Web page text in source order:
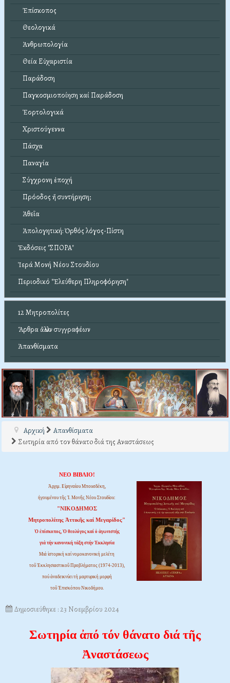
Ἐπίσκοπος
Θεολογικά
Ἀνθρωπολογία
Θεία Εὐχαριστία
Παράδοση
Παγκοσμιοποίηση καί Παράδοση
Ἑορτολογικά
Χριστούγεννα
Πάσχα
Παναγία
Σύγχρονη ἐποχή
Πρόοδος ἤ συντήρηση;
Ἀθεΐα
Ἀπολογητική: Ὀρθός λόγος-Πίστη
Ἐκδόσεις "ΣΠΟΡΑ"
Ἱερά Μονή Νέου Στουδίου
Περιοδικό "Ἐλεύθερη Πληροφόρηση"
12 Μητροπολίτες
Ἄρθρα ἄλλων συγγραφέων
Ἀπανθίσματα
Αρχική
Απανθίσματα
Σωτηρία από τον θάνατo διά της Αναστάσεως
ΝΕΟ ΒΙΒΛΙΟ!
Ἀρχιμ. Εἰρηναίου Μπουσδέκη,
ἡγουμένου τῆς Ἱ. Μονῆς Νέου Στουδίου:
"ΝΙΚΟΔΗΜΟΣ
Μητροπολίτης Ἀττικῆς καί Μεγαρίδος"
Ὁ ἐπίσκοπος, Ὁ θεολόγος καί ὁ ἀγωνιστής
γιά τήν κανονική τάξη στήν Ἐκκλησία
Μιά ἱστορική καί νομοκανονική μελέτη
τοῦ Ἐκκλησιαστικοῦ Προβλήματος (1974-2013),
πού ἀναδεικνύει τή μαρτυρική μορφή
τοῦ Ἐπισκόπου Νικοδήμου.
Δημοσιεύθηκε : 23 Νοεμβρίου 2024
Σωτηρία ἀπό τόν θάνατο διά τῆς
Ἀναστάσεως